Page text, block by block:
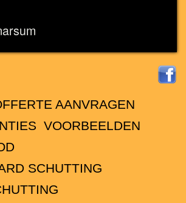
AANVRAGEN
VOORBEELDEN
SCHUTTING